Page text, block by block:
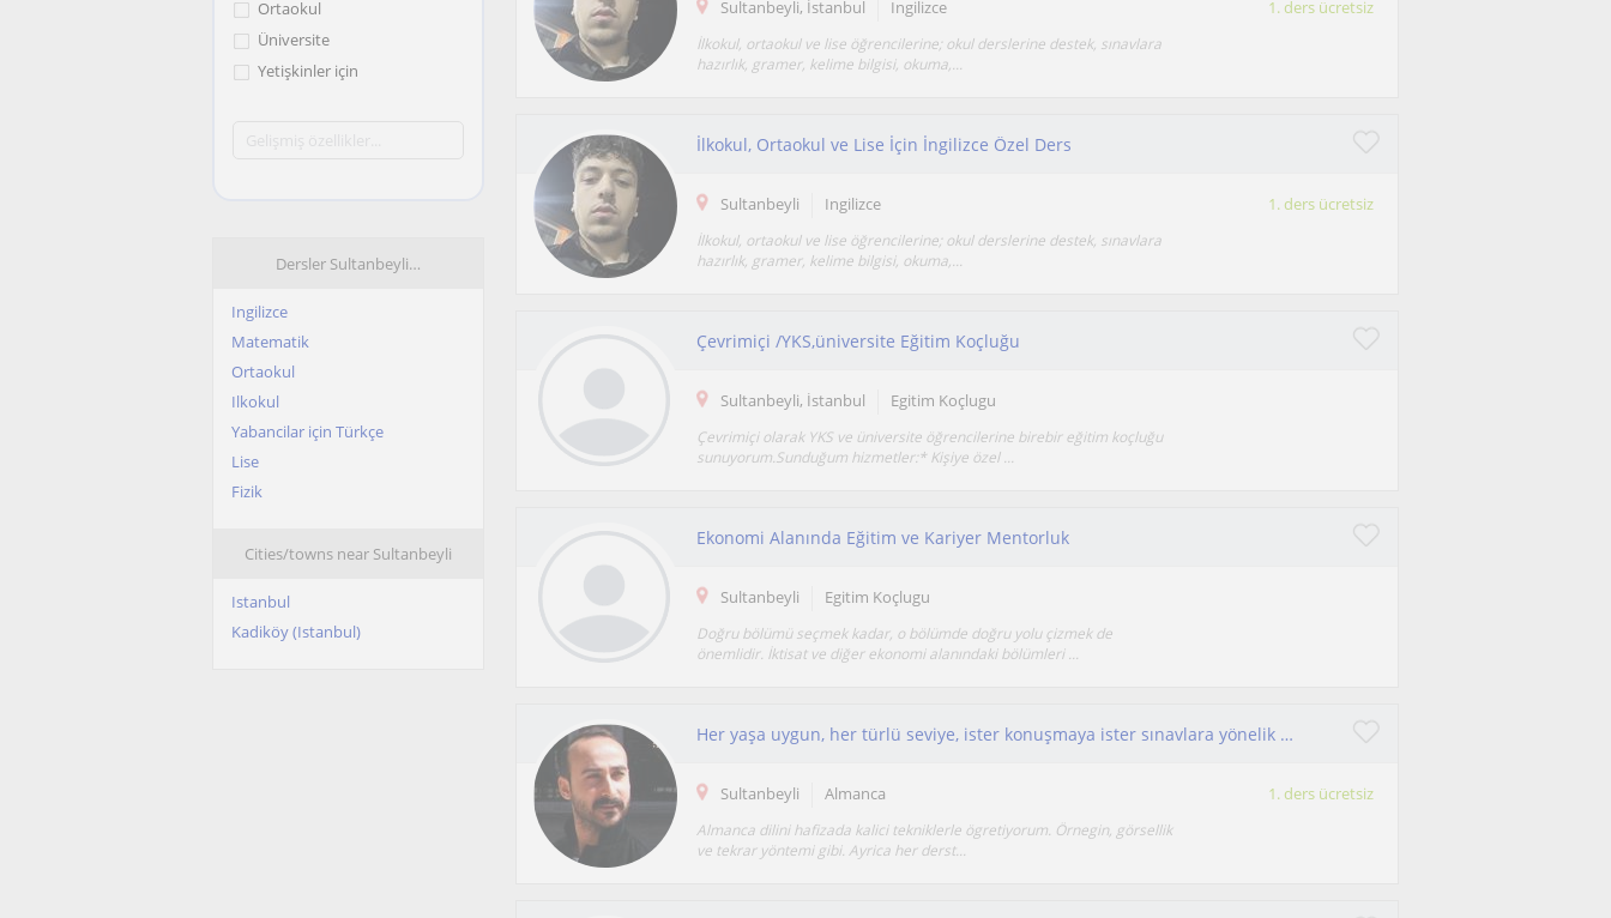
Ortaokul
Üniversite
Yetişkinler için
Dersler Sultanbeyli…
Ingilizce
Matematik
Ortaokul
Ilkokul
Yabancilar için Türkçe
Lise
Fizik
Cities/towns near Sultanbeyli
Istanbul
Kadiköy (Istanbul)
Sultanbeyli, İstanbul Ingilizce 1. ders ücretsiz
İlkokul, ortaokul ve lise öğrencilerine; okul derslerine destek, sınavlara
hazırlık, gramer, kelime bilgisi, okuma,...
İlkokul, Ortaokul ve Lise İçin İngilizce Özel Ders
Sultanbeyli Ingilizce 1. ders ücretsiz
İlkokul, ortaokul ve lise öğrencilerine; okul derslerine destek, sınavlara
hazırlık, gramer, kelime bilgisi, okuma,...
Çevrimiçi /YKS,üniversite Eğitim Koçluğu
Sultanbeyli, İstanbul Egitim Koçlugu
Çevrimiçi olarak YKS ve üniversite öğrencilerine birebir eğitim koçluğu
sunuyorum.Sunduğum hizmetler:* Kişiye özel ...
Ekonomi Alanında Eğitim ve Kariyer Mentorluk
Sultanbeyli Egitim Koçlugu
Doğru bölümü seçmek kadar, o bölümde doğru yolu çizmek de
önemlidir. İktisat ve diğer ekonomi alanındaki bölümleri ...
Her yaşa uygun, her türlü seviye, ister konuşmaya ister sınavlara yönelik Almanca dersi verilir
Sultanbeyli Almanca 1. ders ücretsiz
Almanca dilini hafizada kalici tekniklerle ögretiyorum. Örnegin, görsellik
ve tekrar yöntemi gibi. Ayrica her derst...